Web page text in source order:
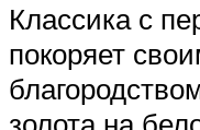
Классика с
покоряет